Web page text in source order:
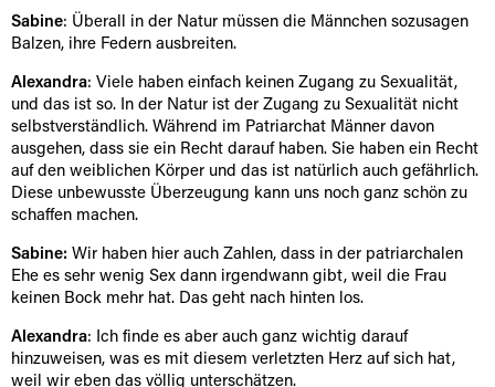
Sabine: Überall in der Natur müssen die Männchen sozusagen
Balzen, ihre Federn ausbreiten.
Alexandra: Viele haben einfach keinen Zugang zu Sexualität,
und das ist so. In der Natur ist der Zugang zu Sexualität nicht
selbstverständlich. Während im Patriarchat Männer davon
ausgehen, dass sie ein Recht darauf haben. Sie haben ein Recht
auf den weiblichen Körper und das ist natürlich auch gefährlich.
Diese unbewusste Überzeugung kann uns noch ganz schön zu
schaffen machen.
Sabine: Wir haben hier auch Zahlen, dass in der patriarchalen
Ehe es sehr wenig Sex dann irgendwann gibt, weil die Frau
keinen Bock mehr hat. Das geht nach hinten los.
Alexandra: Ich finde es aber auch ganz wichtig darauf
hinzuweisen, was es mit diesem verletzten Herz auf sich hat,
weil wir eben das völlig unterschätzen.